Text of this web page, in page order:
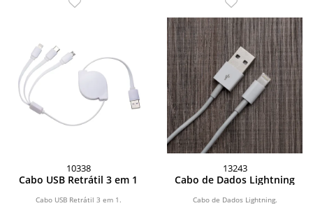
10338
Cabo USB Retrátil 3 em 1
Cabo USB Retrátil 3 em 1.
13243
Cabo de Dados Lightning
Cabo de Dados Lightning.